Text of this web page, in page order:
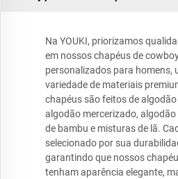
Na YOUKI, priorizamos
em nossos chapéus de
personalizados para homens,
variedade de materiais
chapéus são feitos de
algodão mercerizado,
de bambu e misturas de lã.
selecionado por sua
garantindo que nossos
tenham aparência elegante,